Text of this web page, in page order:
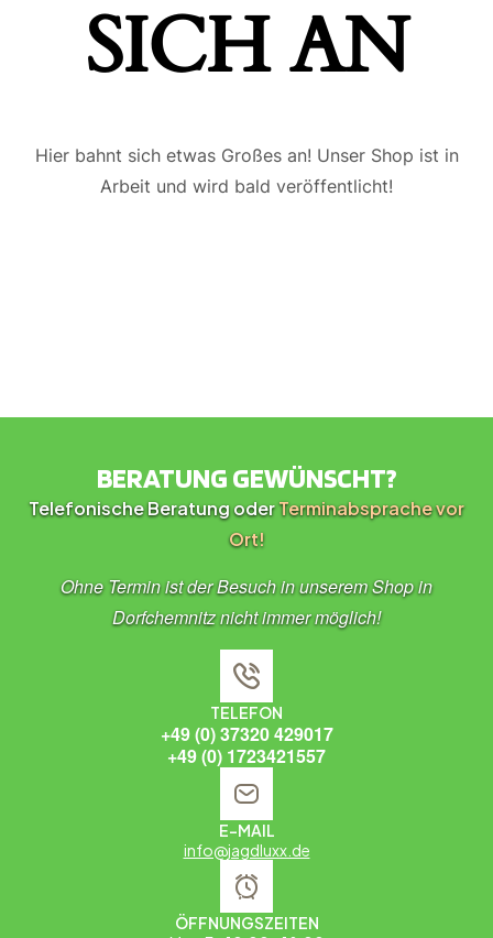
ICH AN
Hier bahnt sich etwas Großes an! Unser Shop ist in
Arbeit und wird bald veröffentlicht!
BERATUNG GEWÜNSCHT?
Telefonische Beratung oderTerminabsprache vor
Ort!
Ohne Termin ist der Besuch in unserem Shop in
Dorfchemnitz nicht immer möglich!
TELEFON
+49 (0) 37320 429017
+49 (0) 1723421557
E-MAIL
info@jagdluxx.de
ÖFFNUNGSZEITEN